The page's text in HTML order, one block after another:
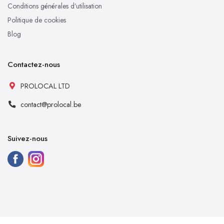
Conditions générales d’utilisation
Politique de cookies
Blog
Contactez-nous
PROLOCAL LTD
contact@prolocal.be
Suivez-nous